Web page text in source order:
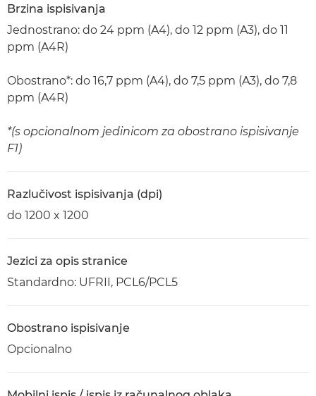
Brzina ispisivanja
Jednostrano: do 24 ppm (A4), do 12 ppm (A3), do 11
ppm (A4R)
Obostrano*: do 16,7 ppm (A4), do 7,5 ppm (A3), do 7,8
ppm (A4R)
*(s opcionalnom jedinicom za obostrano ispisivanje
F1)
Razlučivost ispisivanja (dpi)
do 1200 x 1200
Jezici za opis stranice
Standardno: UFRII, PCL6/PCL5
Obostrano ispisivanje
Opcionalno